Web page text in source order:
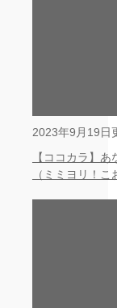
2023年9月19日
【ココカラ】
（ミミヨリ！こ